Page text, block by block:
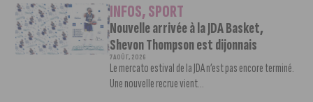
INFOS,SPORT
Nouvelle arrivée à la JDA Basket,
Shevon Thompson est dijonnais
7 AOÛT, 2026
Le mercato estival de la JDA n’est pas encore terminé.
Une nouvelle recrue vient...